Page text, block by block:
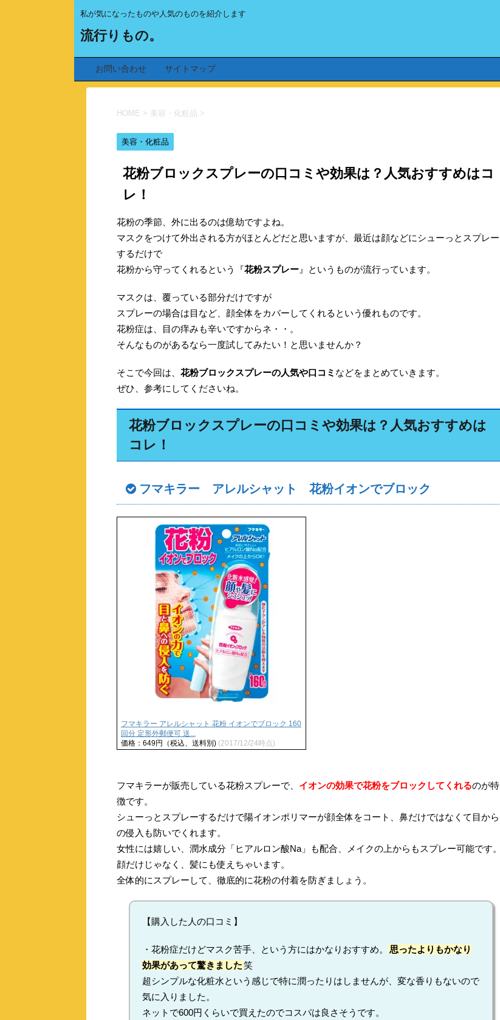
私が気になったものや人気のものを紹介します
流行りもの。
お問い合わせ サイトマップ
HOME > 美容・化粧品 >
美容・化粧品
花粉ブロックスプレーの口コミや効果は？人気おすすめはコ
レ！
花粉の季節、外に出るのは億劫ですよね。
マスクをつけて外出される方がほとんどだと思いますが、最近は顔などにシューっとスプレー
するだけで
花粉から守ってくれるという『花粉スプレー 』というものが流行っています。
マスクは、覆っている部分だけですが
スプレーの場合は目など、顔全体をカバーしてくれるという優れものです。
花粉症は、目の痒みも辛いですからネ・・。
そんなものがあるなら一度試してみたい！と思いませんか？
そこで今回は、 花粉ブロックスプレーの人気や口コミ などをまとめていきます。
ぜひ、参考にしてくださいね。
花粉ブロックスプレーの口コミや効果は？人気おすすめは
コレ！
フマキラー アレルシャット 花粉イオンでブロック
フマキラー アレルシャット 花粉 イオンでブロック 160
回分 定形外郵便可 送...
価格：649円（税込、送料別) (2017/12/24時点)
フマキラーが販売している花粉スプレーで、 イオンの効果で花粉をブロックしてくれるのが特
徴です。
シューっとスプレーするだけで陽イオンポリマーが顔全体をコート、鼻だけではなくて目から
の侵入も防いでくれます。
女性には嬉しい、潤水成分「ヒアルロン酸Na」も配合、メイクの上からもスプレー可能です。
顔だけじゃなく、髪にも使えちゃいます。
全体的にスプレーして、徹底的に花粉の付着を防ぎましょう。
【購入した人の口コミ】
・花粉症だけどマスク苦手、という方にはかなりおすすめ。
思ったよりもかなり
効果があって驚きました笑
超シンプルな化粧水という感じで特に潤ったりはしませんが、変な香りもないので
気に入りました。
ネットで600円くらいで買えたのでコスパは良さそうです。